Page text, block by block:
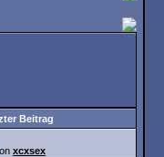
Beitrag
xcxsex